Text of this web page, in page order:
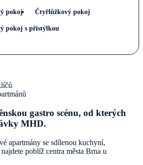
pokoj Čtyřlůžkový pokoj
pokoj s přistýlkou
gastro scénu, od kterých
MHD.
apartmány se sdílenou kuchyní,
poblíž centra města Brna u